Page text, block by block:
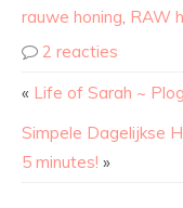
rauwe honing, RAW
2 reacties
« Life of Sarah ~
Simpele Dagelijkse
5 minutes! »